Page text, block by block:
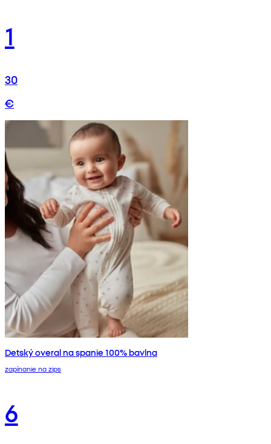
1
30
€
Detský overal na spanie 100% bavlna
zapínanie na zips
6